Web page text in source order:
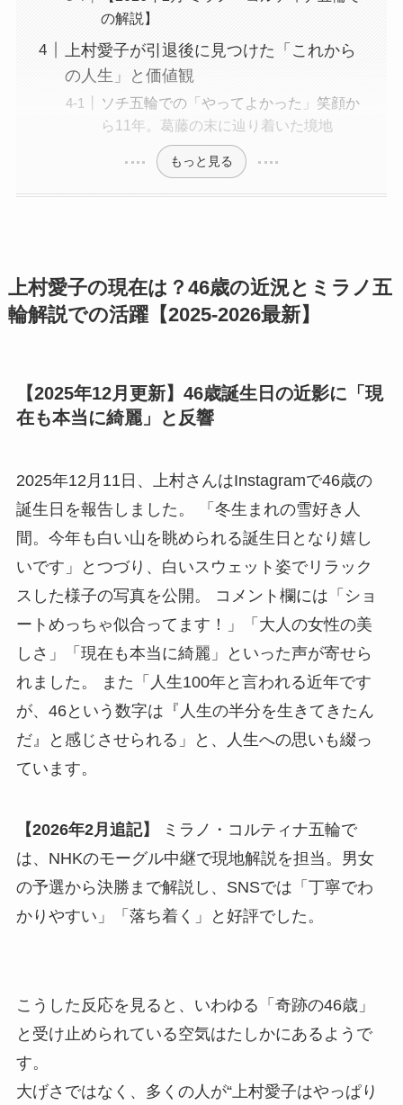
の解説】
上村愛子が引退後に見つけた「これから
の人生」と価値観
ソチ五輪での「やってよかった」笑顔か
ら11年。葛藤の末に辿り着いた境地
もっと見る
上村愛子の現在は？46歳の近況とミラノ五
輪解説での活躍【2025-2026最新】
【2025年12月更新】46歳誕生日の近影に「現
在も本当に綺麗」と反響
2025年12月11日、上村さんはInstagramで46歳の
誕生日を報告しました。 「冬生まれの雪好き人
間。今年も白い山を眺められる誕生日となり嬉し
いです」とつづり、白いスウェット姿でリラック
スした様子の写真を公開。 コメント欄には「ショ
ートめっちゃ似合ってます！」「大人の女性の美
しさ」「現在も本当に綺麗」といった声が寄せら
れました。 また「人生100年と言われる近年です
が、46という数字は『人生の半分を生きてきたん
だ』と感じさせられる」と、人生への思いも綴っ
ています。
【2026年2月追記】
ミラノ・コルティナ五輪で
は、NHKのモーグル中継で現地解説を担当。男女
の予選から決勝まで解説し、SNSでは「丁寧でわ
かりやすい」「落ち着く」と好評でした。
こうした反応を見ると、いわゆる「奇跡の46歳」
と受け止められている空気はたしかにあるようで
す。
大げさではなく、多くの人が“上村愛子はやっぱり